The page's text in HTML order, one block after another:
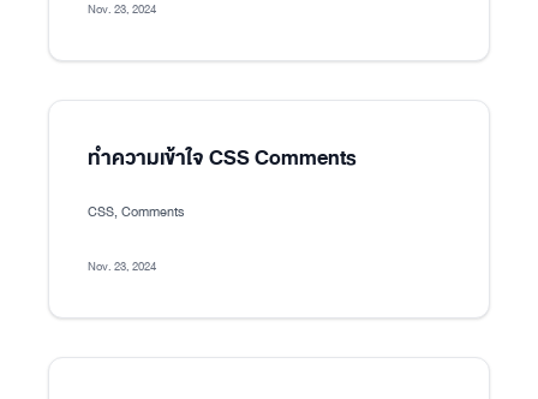
Nov. 23, 2024
ทำความเข้าใจ CSS Comments
CSS, Comments
Nov. 23, 2024